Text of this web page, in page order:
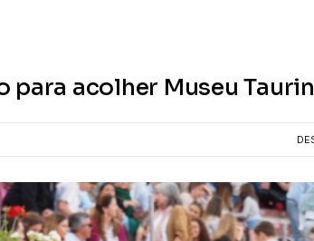
para acolher Museu